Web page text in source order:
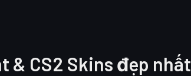
& CS2 Skins đẹp nhất